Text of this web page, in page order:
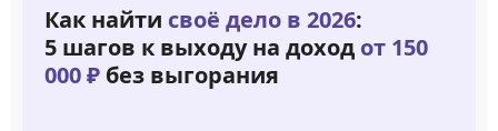
Как найти своё дело в 2026:
5 шагов к выходу на доход от 150
000 ₽ без выгорания